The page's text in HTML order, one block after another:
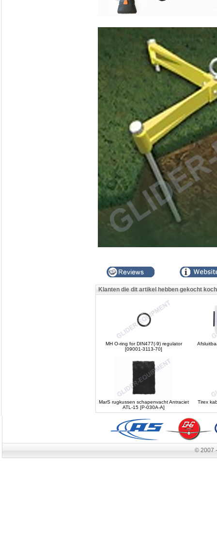
Klanten die dit artikel hebben gekocht
MH O-ring for DIN477(-9) regulator
[09001-3113-70]
MarS rugkussen schapenvacht Antraciet
ATL-15 [P-030A-A]
Tirex
© 2007